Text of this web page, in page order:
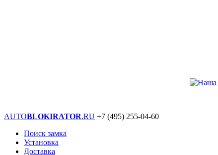
AUTOBLOKIRATOR.RU +7 (495) 255-04-60
Поиск замка
Установка
Доставка